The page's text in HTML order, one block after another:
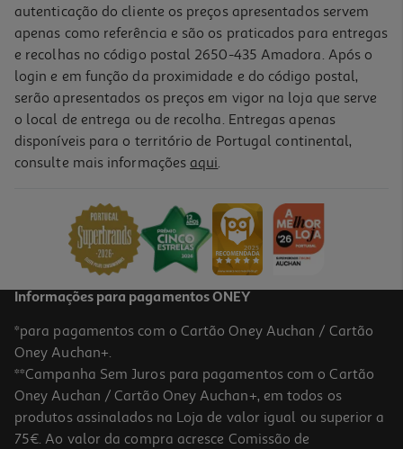
4.9
Recarga Eucerin Hf Elasticity Dia Spf30 50ml
37,84 €
autenticação do cliente os preços apresentados servem
apenas como referência e são os praticados para entregas
e recolhas no código postal 2650-435 Amadora. Após o
login e em função da proximidade e do código postal,
serão apresentados os preços em vigor na loja que serve
o local de entrega ou de recolha. Entregas apenas
disponíveis para o território de Portugal continental,
consulte mais informações aqui.
Informações para pagamentos ONEY
*para pagamentos com o Cartão Oney Auchan / Cartão
Oney Auchan+.
**Campanha Sem Juros para pagamentos com o Cartão
Oney Auchan / Cartão Oney Auchan+, em todos os
produtos assinalados na Loja de valor igual ou superior a
75€. Ao valor da compra acresce Comissão de